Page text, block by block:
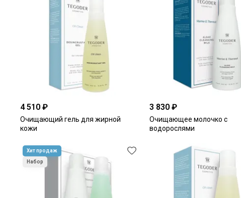
4 510 ₽
Очищающий гель для жирной
кожи
3 830 ₽
Очищающее молочко с
водорослями